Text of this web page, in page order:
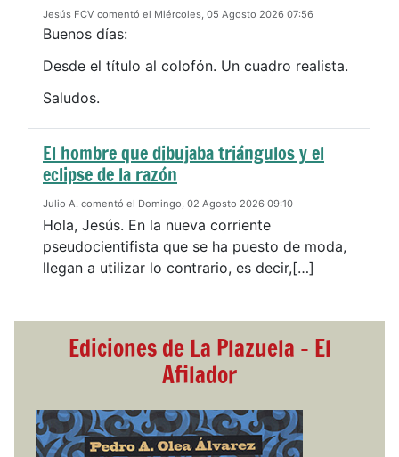
Jesús FCV comentó el Miércoles, 05 Agosto 2026 07:56
Buenos días:
Desde el título al colofón. Un cuadro realista.
Saludos.
El hombre que dibujaba triángulos y el
eclipse de la razón
Julio A. comentó el Domingo, 02 Agosto 2026 09:10
Hola, Jesús. En la nueva corriente
pseudocientifista que se ha puesto de moda,
llegan a utilizar lo contrario, es decir,[…]
Ediciones de La Plazuela - El
Afilador